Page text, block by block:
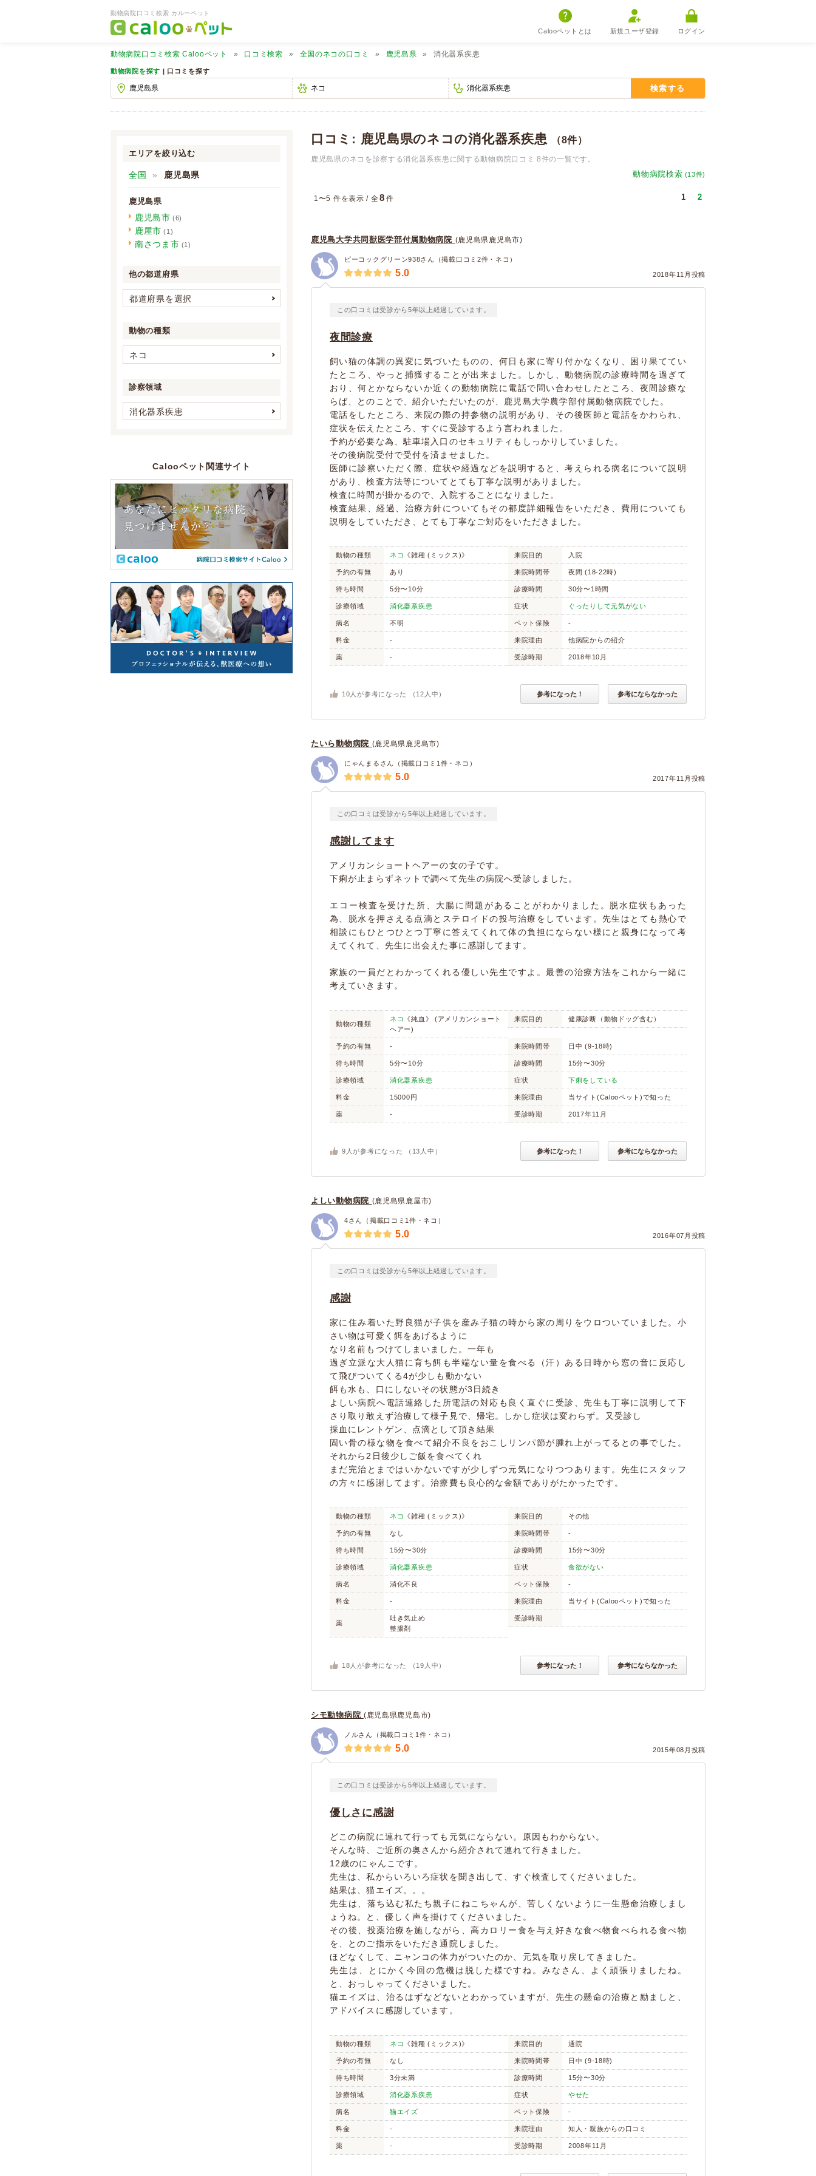
動物病院口コミ検索 カルーペット
Calooペットとは 新規ユーザ登録 ログイン
動物病院口コミ検索 Calooペット 口コミ検索 全国のネコの口コミ 鹿児島県 消化器系疾患
動物病院を探す | 口コミを探す
検索する
口コミ: 鹿児島県のネコの消化器系疾患 （8件）
鹿児島県のネコを診察する消化器系疾患に関する動物病院口コミ 8件の一覧です。
動物病院検索 (13件)
1〜5 件を表示 / 全8 件 1 2
鹿児島大学共同獣医学部付属動物病院 (鹿児島県鹿児島市)
ピーコックグリーン938さん（掲載口コミ2件・ネコ）
2018年11月投稿
5.0
この口コミは受診から5年以上経過しています。
夜間診療
飼い猫の体調の異変に気づいたものの、何日も家に寄り付かなくなり、困り果ててい
たところ、やっと捕獲することが出来ました。しかし、動物病院の診療時間を過ぎて
おり、何とかならないか近くの動物病院に電話で問い合わせしたところ、夜間診療な
らば、とのことで、紹介いただいたのが、鹿児島大学農学部付属動物病院でした。
電話をしたところ、来院の際の持参物の説明があり、その後医師と電話をかわられ、
症状を伝えたところ、すぐに受診するよう言われました。
予約が必要な為、駐車場入口のセキュリティもしっかりしていました。
その後病院受付で受付を済ませました。
医師に診察いただく際、症状や経過などを説明すると、考えられる病名について説明
があり、検査方法等についてとても丁寧な説明がありました。
検査に時間が掛かるので、入院することになりました。
検査結果、経過、治療方針についてもその都度詳細報告をいただき、費用についても
説明をしていただき、とても丁寧なご対応をいただきました。
動物の種類 ネコ 《雑種 (ミックス)》 来院目的 入院
予約の有無 あり 来院時間帯 夜間 (18-22時)
待ち時間 5分〜10分 診療時間 30分〜1時間
診療領域 消化器系疾患 症状 ぐったりして元気がない
病名 不明 ペット保険 -
料金 - 来院理由 他病院からの紹介
薬 - 受診時期 2018年10月
10 人が参考になった （ 12 人中） 参考になった！ 参考にならなかった
たいら動物病院 (鹿児島県鹿児島市)
にゃんまるさん（掲載口コミ1件・ネコ）
2017年11月投稿
5.0
この口コミは受診から5年以上経過しています。
感謝してます
アメリカンショートヘアーの女の子です。
下痢が止まらずネットで調べて先生の病院へ受診しました。
エコー検査を受けた所、大腸に問題があることがわかりました。脱水症状もあった
為、脱水を押さえる点滴とステロイドの投与治療をしています。先生はとても熱心で
相談にもひとつひとつ丁寧に答えてくれて体の負担にならない様にと親身になって考
えてくれて、先生に出会えた事に感謝してます。
家族の一員だとわかってくれる優しい先生ですよ。最善の治療方法をこれから一緒に
考えていきます。
動物の種類
ネコ
《純血》 (アメリカンショート
ヘアー)
来院目的 健康診断（動物ドッグ含む）
予約の有無 - 来院時間帯 日中 (9-18時)
待ち時間 5分〜10分 診療時間 15分〜30分
診療領域 消化器系疾患 症状 下痢をしている
料金 15000円 来院理由 当サイト(Calooペット)で知った
薬 - 受診時期 2017年11月
9 人が参考になった （ 13 人中） 参考になった！ 参考にならなかった
よしい動物病院 (鹿児島県鹿屋市)
4さん（掲載口コミ1件・ネコ）
2016年07月投稿
5.0
この口コミは受診から5年以上経過しています。
感謝
家に住み着いた野良猫が子供を産み子猫の時から家の周りをウロついていました。小
さい物は可愛く餌をあげるように
なり名前もつけてしまいました。一年も
過ぎ立派な大人猫に育ち餌も半端ない量を食べる（汗）ある日時から窓の音に反応し
て飛びついてくる4が少しも動かない
餌も水も、口にしないその状態が3日続き
よしい病院へ電話連絡した所電話の対応も良く直ぐに受診、先生も丁寧に説明して下
さり取り敢えず治療して様子見で、帰宅。しかし症状は変わらず。又受診し
採血にレントゲン、点滴として頂き結果
固い骨の様な物を食べて紹介不良をおこしリンパ節が腫れ上がってるとの事でした。
それから2日後少しご飯を食べてくれ
まだ完治とまではいかないですが少しずつ元気になりつつあります。先生にスタッフ
の方々に感謝してます。治療費も良心的な金額でありがたかったです。
動物の種類 ネコ 《雑種 (ミックス)》 来院目的 その他
予約の有無 なし 来院時間帯 -
待ち時間 15分〜30分 診療時間 15分〜30分
診療領域 消化器系疾患 症状 食欲がない
病名 消化不良 ペット保険 -
料金 - 来院理由 当サイト(Calooペット)で知った
薬
吐き気止め
整腸剤
受診時期
18 人が参考になった （ 19 人中） 参考になった！ 参考にならなかった
シモ動物病院 (鹿児島県鹿児島市)
ノルさん（掲載口コミ1件・ネコ）
2015年08月投稿
5.0
この口コミは受診から5年以上経過しています。
優しさに感謝
どこの病院に連れて行っても元気にならない。原因もわからない。
そんな時、ご近所の奥さんから紹介されて連れて行きました。
12歳のにゃんこです。
先生は、私からいろいろ症状を聞き出して、すぐ検査してくださいました。
結果は、猫エイズ。。。
先生は、落ち込む私たち親子にねこちゃんが、苦しくないように一生懸命治療しまし
ょうね。と、優しく声を掛けてくださいました。
その後、投薬治療を施しながら、高カロリー食を与え好きな食べ物食べられる食べ物
を、とのご指示をいただき通院しました。
ほどなくして、ニャンコの体力がついたのか、元気を取り戻してきました。
先生は、とにかく今回の危機は脱した様ですね。みなさん、よく頑張りましたね。
と、おっしゃってくださいました。
猫エイズは、治るはずなどないとわかっていますが、先生の懸命の治療と励ましと、
アドバイスに感謝しています。
動物の種類 ネコ 《雑種 (ミックス)》 来院目的 通院
予約の有無 なし 来院時間帯 日中 (9-18時)
待ち時間 3分未満 診療時間 15分〜30分
診療領域 消化器系疾患 症状 やせた
病名 猫エイズ ペット保険 -
料金 - 来院理由 知人・親族からの口コミ
薬 - 受診時期 2008年11月
エリアを絞り込む
全国 鹿児島県
鹿児島県
鹿児島市 (6)
鹿屋市 (1)
南さつま市 (1)
他の都道府県
都道府県を選択
北海道 (56) 青森県 (5)
岩手県 (4)
福島県 (6) 茨城県 (14)
栃木県 群馬県
埼玉県 (72) 千葉県 (69)
東京都 (175) 神奈川県 (111)
新潟県 (7) 富山県 (5)
(10) 福井県 (4)
山梨県 (8) 長野県 (9)
岐阜県 (17) 静岡県 (25)
愛知県 (63) 三重県 (12)
滋賀県 (6) 京都府 (15)
奈良県 (8) 和歌山県 (5)
鳥取県 (2)
岡山県 (15) 広島県
山口県 (6) 徳島県
香川県 (8)
高知県 (3)
佐賀県 (2)
動物の種類
ネコ
(7) ネコ (8)
(0) (0)
(0) フェレット (1)
シマリス (1)
フクロモモンガ (1) (0)
(0) (0)
(0) (0)
(0)
(1)
フィンチ (0) インコ/オウム (0)
ガチョウ (0) カモ (0)
(0)
カエル (0)
サンショウウオ/イモ
リ (0)
(0)
トカゲ/ヤモリ/カメレ
オン (0)
ヘビ (0)
(0) 牛 (0)
診察領域
消化器系疾患
歯と口腔系疾患
(4) 眼科系疾患 (2)
皮膚系疾患 (5) (0)
循環器系疾患 (3) 呼吸器系疾患 (6)
消化器系疾患 (8) 肝・胆・すい臓系疾患
腎・泌尿器系疾患 (13) 内分泌代謝系疾患 (1)
血液・免疫系疾患 (2) (0)
生殖器系疾患 (2) 感染症系疾患
寄生虫 (1)
(0)
(0) けが・その他
Calooペット関連サイト